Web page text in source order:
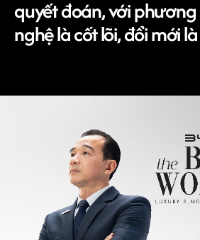
quyết đoán, với
nghệ là cốt lõi, đổi mới